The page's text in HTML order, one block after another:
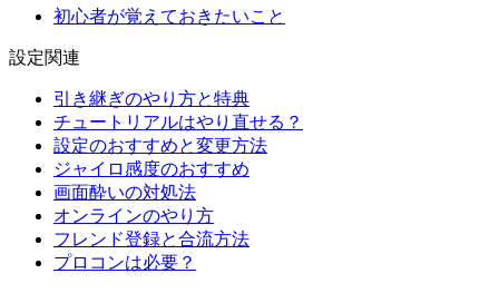
初心者が覚えておきたいこと
設定関連
引き継ぎのやり方と特典
チュートリアルはやり直せる？
設定のおすすめと変更方法
ジャイロ感度のおすすめ
画面酔いの対処法
オンラインのやり方
フレンド登録と合流方法
プロコンは必要？